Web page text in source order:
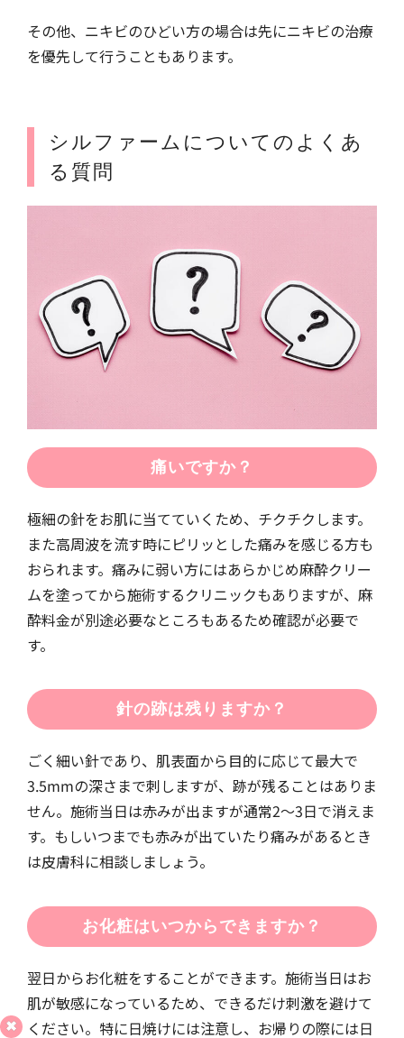
その他、ニキビのひどい方の場合は先にニキビの治療
を優先して行うこともあります。
シルファームについてのよくあ
る質問
痛いですか？
極細の針をお肌に当てていくため、チクチクします。
また高周波を流す時にピリッとした痛みを感じる方も
おられます。痛みに弱い方にはあらかじめ麻酔クリー
ムを塗ってから施術するクリニックもありますが、麻
酔料金が別途必要なところもあるため確認が必要で
す。
針の跡は残りますか？
ごく細い針であり、肌表面から目的に応じて最大で
3.5mmの深さまで刺しますが、跡が残ることはありま
せん。施術当日は赤みが出ますが通常2〜3日で消えま
す。もしいつまでも赤みが出ていたり痛みがあるとき
は皮膚科に相談しましょう。
お化粧はいつからできますか？
翌日からお化粧をすることができます。施術当日はお
肌が敏感になっているため、できるだけ刺激を避けて
ください。特に日焼けには注意し、お帰りの際には日